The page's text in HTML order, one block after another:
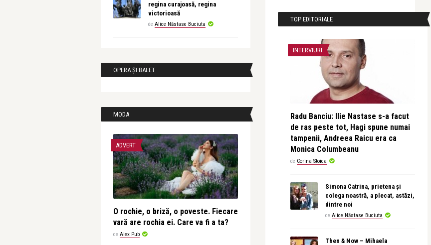
regina curajoasă, regina
victorioasă
de Alice Năstase Buciuta
OPERA ȘI BALET
MODA
ADVERT
O rochie, o briză, o poveste. Fiecare
vară are rochia ei. Care va fi a ta?
de Alex Pub
TOP EDITORIALE
INTERVIURI
Radu Banciu: Ilie Nastase s-a facut
de ras peste tot, Hagi spune numai
tampenii, Andreea Raicu era ca
Monica Columbeanu
de Corina Stoica
Simona Catrina, prietena și
colega noastră, a plecat, astăzi,
dintre noi
de Alice Năstase Buciuta
Then & Now – Mihaela